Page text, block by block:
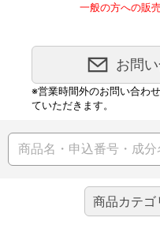
一般の方への販
お問
※営業時間外のお問い合わ
ていただきます。
商品カテゴ